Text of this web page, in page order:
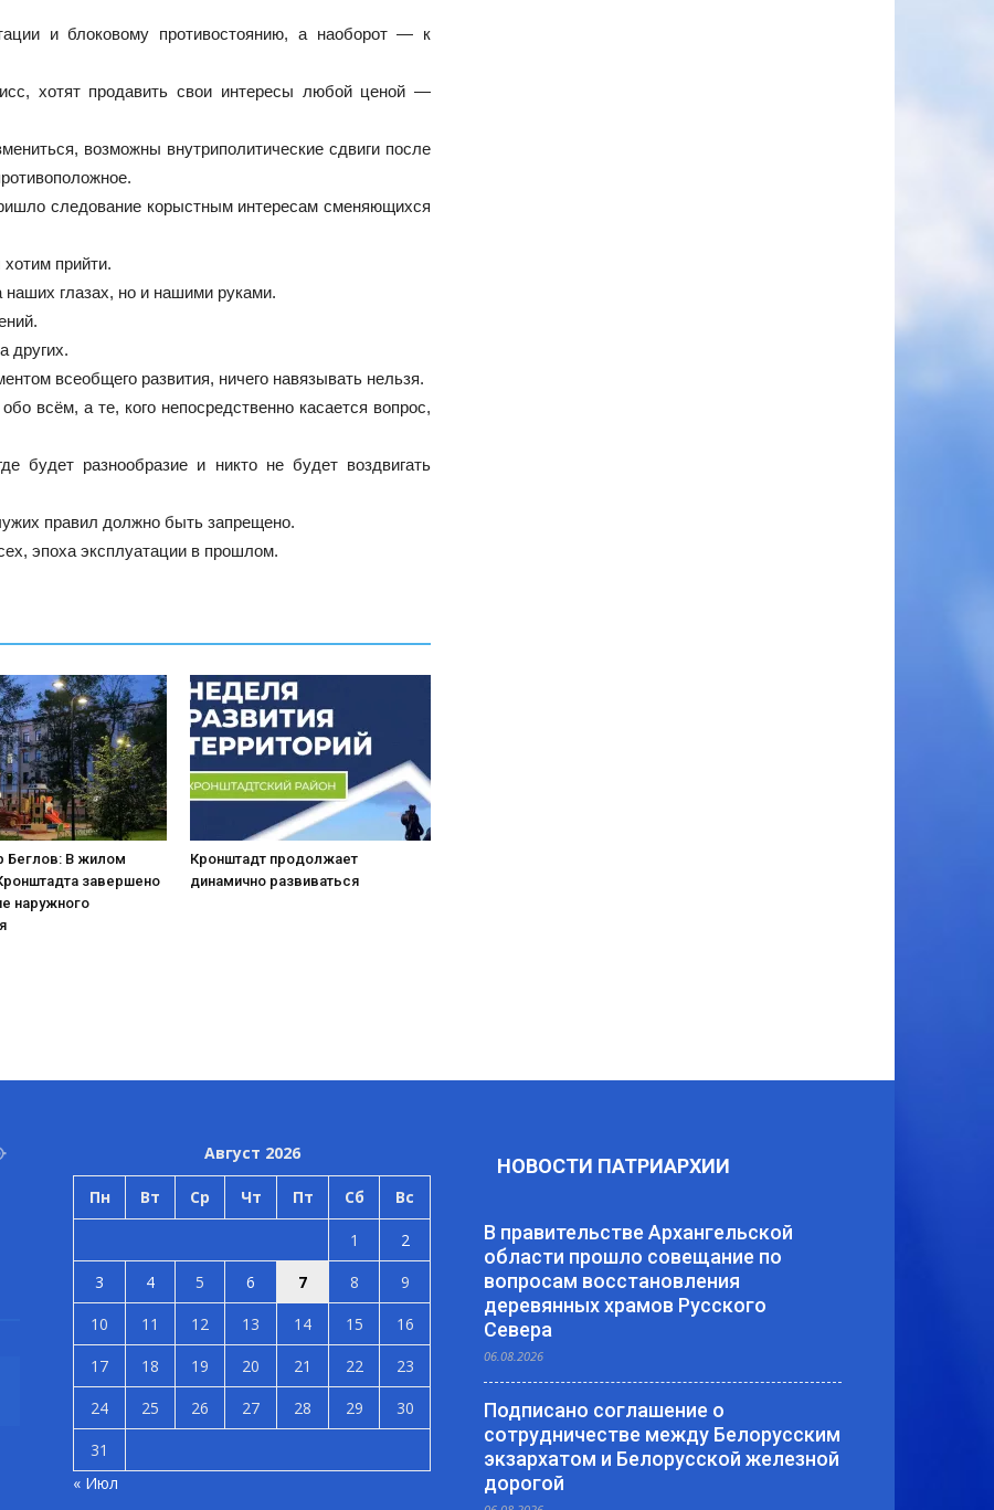
и блоковому противостоянию, а наоборот — к
хотят продавить свои интересы любой ценой —
возможны внутриполитические сдвиги после
следование корыстным интересам сменяющихся
прийти.
наших глазах, но и нашими руками.
других.
всеобщего развития, ничего навязывать нельзя.
всём, а те, кого непосредственно касается вопрос,
будет разнообразие и никто не будет воздвигать
правил должно быть запрещено.
эпоха эксплуатации в прошлом.
Беглов: В жилом
завершено
наружного
Кронштадт продолжает
динамично развиваться
Август 2026
Пн Вт Ср Чт Пт Сб Вс
1
2
3
4 5 6 7 8
9
10
11 12 13 14 15
16
17
18 19 20 21 22
23
24
25 26 27 28 29
30
31
« Июл
НОВОСТИ ПАТРИАРХИИ
В правительстве Архангельской
области прошло совещание по
вопросам восстановления
деревянных храмов Русского
Севера
06.08.2026
Подписано соглашение о
сотрудничестве между Белорусским
экзархатом и Белорусской железной
дорогой